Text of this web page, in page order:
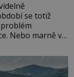
se totiž
Nebo marně v
paměť